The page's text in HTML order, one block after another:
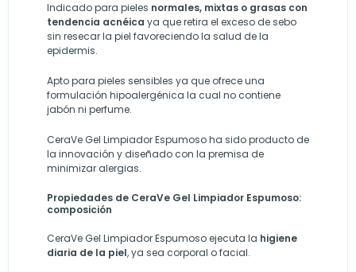
Indicado para pieles normales, mixtas o grasas con
tendencia acnéica ya que retira el exceso de sebo
sin resecar la piel favoreciendo la salud de la
epidermis.
Apto para pieles sensibles ya que ofrece una
formulación hipoalergénica la cual no contiene
jabón ni perfume.
CeraVe Gel Limpiador Espumoso ha sido producto de
la innovación y diseñado con la premisa de
minimizar alergias.
Propiedades de CeraVe Gel Limpiador Espumoso:
composición
CeraVe Gel Limpiador Espumoso ejecuta la higiene
diaria de la piel, ya sea corporal o facial.